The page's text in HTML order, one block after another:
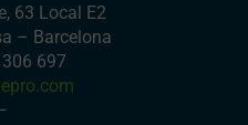
63 Local E2
– Barcelona
697